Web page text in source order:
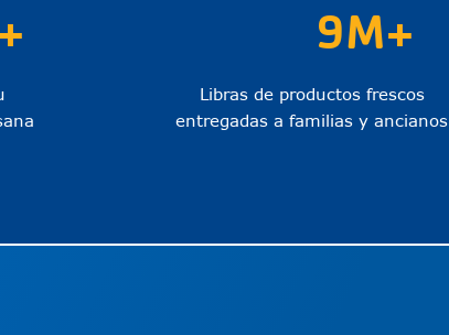
9M+
Libras de productos frescos
entregadas a familias y ancianos